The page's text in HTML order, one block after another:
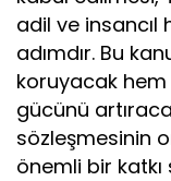
adil ve
adımdır. Bu
koruyacak
gücünü
sözleşmesinin
önemli bir